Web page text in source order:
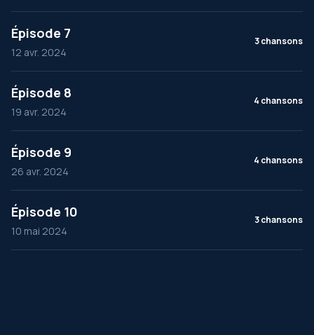
Épisode 7
12 avr. 2024
3 chansons
Épisode 8
19 avr. 2024
4 chansons
Épisode 9
26 avr. 2024
4 chansons
Épisode 10
10 mai 2024
3 chansons